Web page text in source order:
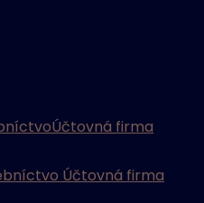
Účtovná firma
Účtovná firma